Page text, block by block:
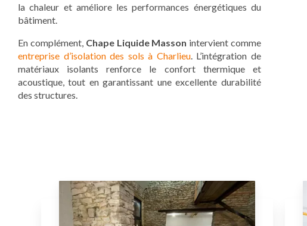
la chaleur et améliore les performances énergétiques du
bâtiment.
En complément, Chape Liquide Masson intervient comme
entreprise d’isolation des sols à Charlieu. L’intégration de
matériaux isolants renforce le confort thermique et
acoustique, tout en garantissant une excellente durabilité
des structures.